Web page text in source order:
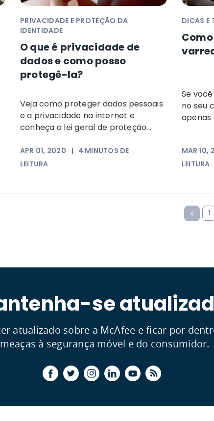
PRIVACIDADE E PROTEÇÃO DA
IDENTIDADE
O que é privacidade de
dados e como posso
protegê-la?
Veja como proteger dados pessoais
e a privacidade na internet e
conheça a lei geral de proteção...
APR 01, 2020 | 4 MINUTOS DE
LEITURA
DICAS E
Se
no seu
apenas
MAR 10,
LEITURA
1
se
atualizado sobre a McAfee e ficar por
à segurança móvel e do consumidor.